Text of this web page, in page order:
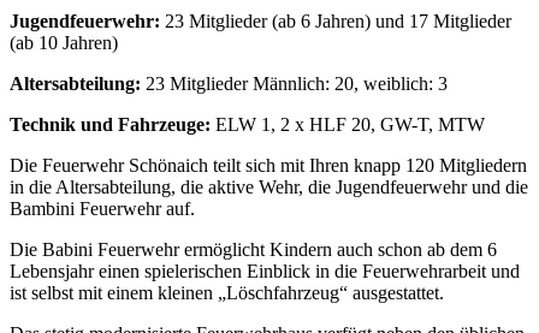
Jugendfeuerwehr: 23 Mitglieder (ab 6 Jahren) und 17 Mitglieder
(ab 10 Jahren)
Altersabteilung: 23 Mitglieder Männlich: 20, weiblich: 3
Technik und Fahrzeuge: ELW 1, 2 x HLF 20, GW-T, MTW
Die Feuerwehr Schönaich teilt sich mit Ihren knapp 120 Mitgliedern
in die Altersabteilung, die aktive Wehr, die Jugendfeuerwehr und die
Bambini Feuerwehr auf.
Die Babini Feuerwehr ermöglicht Kindern auch schon ab dem 6
Lebensjahr einen spielerischen Einblick in die Feuerwehrarbeit und
ist selbst mit einem kleinen „Löschfahrzeug“ ausgestattet.